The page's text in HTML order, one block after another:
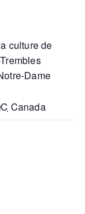
culture de
Dame
Canada